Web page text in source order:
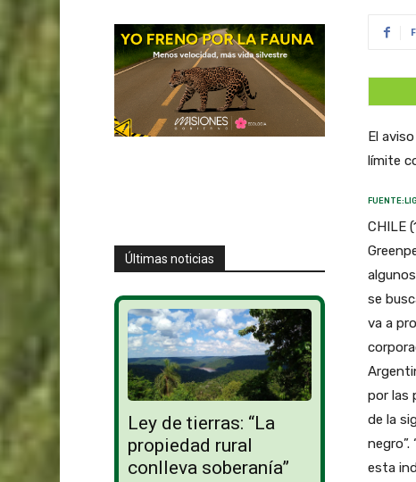
Últimas noticias
Ley de tierras: “La
propiedad rural
conlleva soberanía”
El
límite
CHILE
se
va a
por las
de la
esta